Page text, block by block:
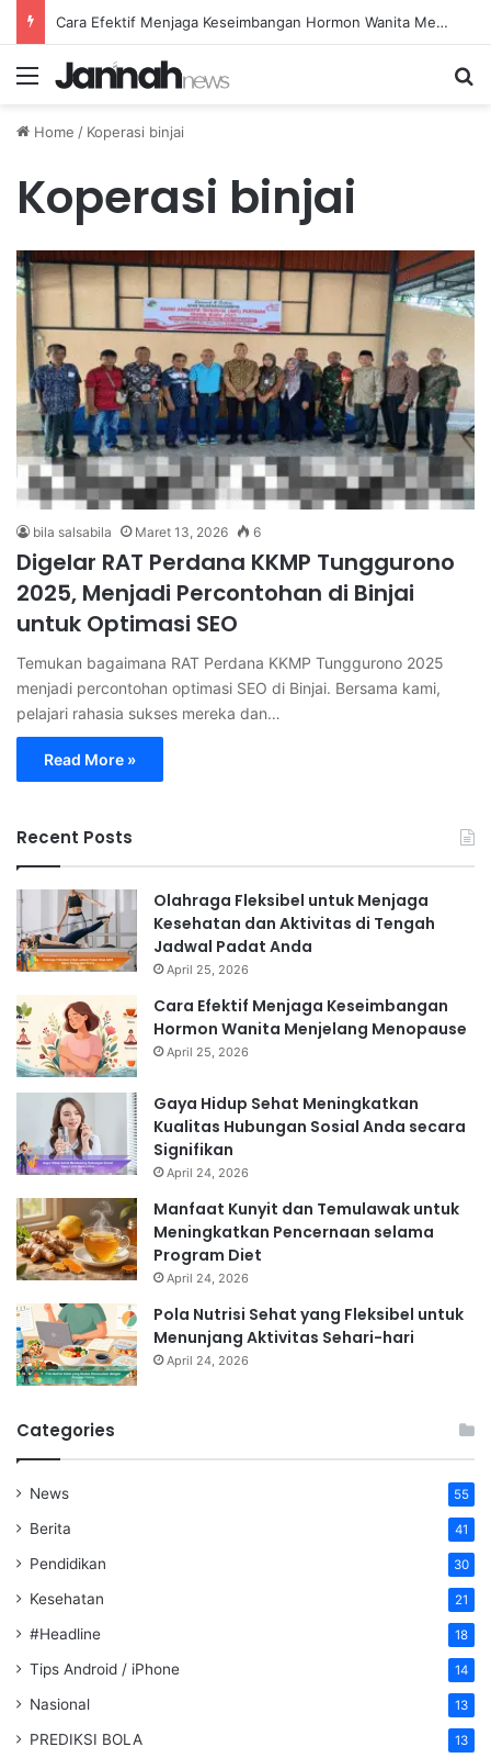
Cara Efektif Menjaga Keseimbangan Hormon Wanita Menjelang Menopause
Menu
Home / Koperasi binjai
Koperasi binjai
bila salsabila Maret 13, 2026 6
Digelar RAT Perdana KKMP Tunggurono
2025, Menjadi Percontohan di Binjai
untuk Optimasi SEO
Temukan bagaimana RAT Perdana KKMP Tunggurono 2025
menjadi percontohan optimasi SEO di Binjai. Bersama kami,
pelajari rahasia sukses mereka dan…
Read More »
Recent Posts
Olahraga Fleksibel untuk Menjaga
Kesehatan dan Aktivitas di Tengah
Jadwal Padat Anda
April 25, 2026
Cara Efektif Menjaga Keseimbangan
Hormon Wanita Menjelang Menopause
April 25, 2026
Gaya Hidup Sehat Meningkatkan
Kualitas Hubungan Sosial Anda secara
Signifikan
April 24, 2026
Manfaat Kunyit dan Temulawak untuk
Meningkatkan Pencernaan selama
Program Diet
April 24, 2026
Pola Nutrisi Sehat yang Fleksibel untuk
Menunjang Aktivitas Sehari-hari
April 24, 2026
Categories
News 55
Berita 41
Pendidikan 30
Kesehatan 21
#Headline 18
Tips Android / iPhone 14
Nasional 13
PREDIKSI BOLA 13